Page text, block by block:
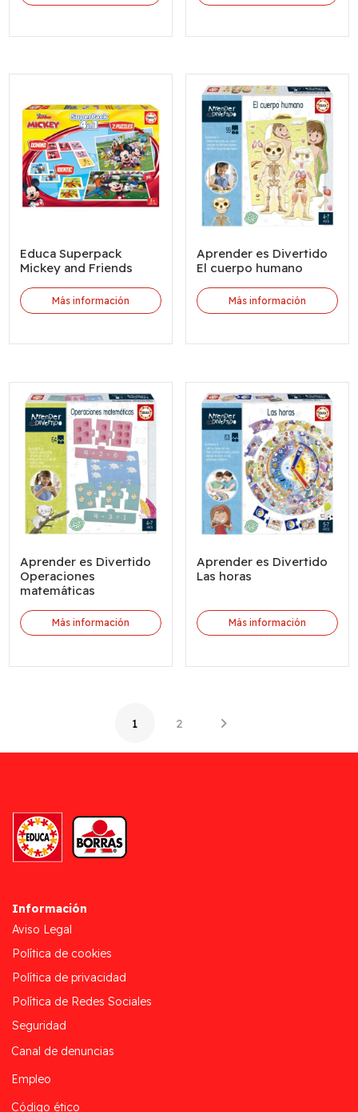
Educa Superpack
Mickey and Friends
Más información
Aprender es Divertido
El cuerpo humano
Más información
Aprender es Divertido
Operaciones
matemáticas
Más información
Aprender es Divertido
Las horas
Más información
1 2
Información
Aviso Legal
Política de cookies
Política de privacidad
Política de Redes Sociales
Seguridad
Canal de denuncias
Empleo
Código ético